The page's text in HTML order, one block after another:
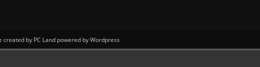
by PC Land powered by Wordpress